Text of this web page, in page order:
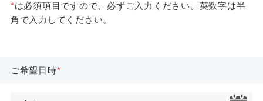
*は必須項目ですので、必ずご入力ください。英数字は半
角で入力してください。
ご希望日時